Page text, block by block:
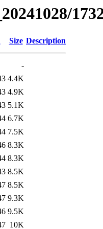
Size Description
-
4.4K
4.9K
5.1K
6.7K
7.5K
8.3K
8.3K
8.5K
8.5K
9.3K
9.5K
10K